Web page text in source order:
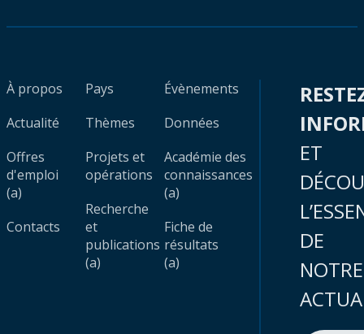
À propos
Actualité
Offres
d'emploi
(a)
Contacts
Pays
Thèmes
Projets et
opérations
Recherche
et
publications
(a)
Évènements
Données
Académie des
connaissances
(a)
Fiche de
résultats
(a)
ET
DE
NOTRE